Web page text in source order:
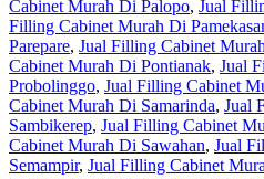
Cabinet Murah Di Palopo, Jual
Filling Cabinet Murah Di
Parepare, Jual Filling Cabinet
Cabinet Murah Di Pontianak, Jual
Probolinggo, Jual Filling Cabinet
Cabinet Murah Di Samarinda, Jual
Sambikerep, Jual Filling Cabinet
Cabinet Murah Di Sawahan, Jual
Semampir, Jual Filling Cabinet